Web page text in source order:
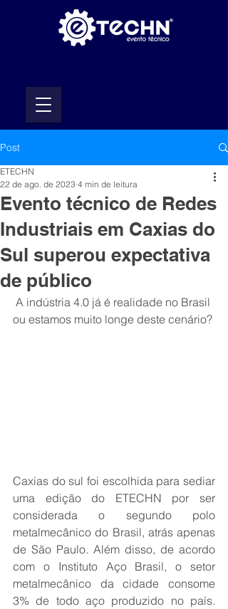
Post
Evento técnico de Redes
Industriais em Caxias do
Sul superou expectativa
de público
ETECHN
22 de ago. de 2023 4 min de leitura
ou estamos muito longe deste cenário?
Caxias do sul foi escolhida para sediar
uma edição do ETECHN por ser
considerada o segundo polo
metalmecânico do Brasil, atrás apenas
de São Paulo. Além disso, de acordo
com o Instituto Aço Brasil, o setor
metalmecânico da cidade consome
3% de todo aço produzido no país.